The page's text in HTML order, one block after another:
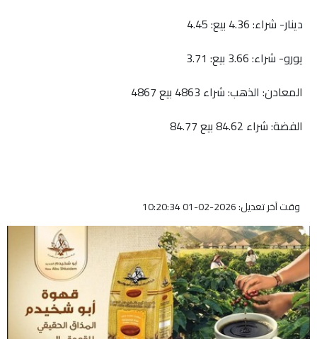
دينار- شراء: 4.36 بيع: 4.45
يورو- شراء: 3.66 بيع: 3.71
المعادن: الذهب: شراء 4863 بيع 4867
الفضة: شراء 84.62 بيع 84.77
وقت آخر تعديل: 2026-02-01 10:20:34